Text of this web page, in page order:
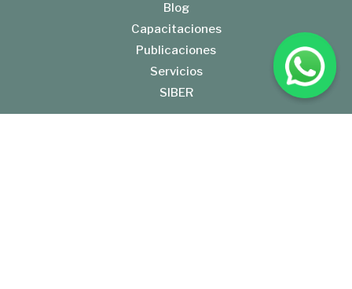
Blog
Capacitaciones
Publicaciones
Servicios
SIBER